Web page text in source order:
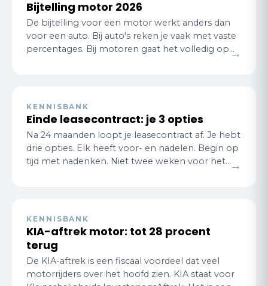
Bijtelling motor 2026
De bijtelling voor een motor werkt anders dan
voor een auto. Bij auto's reken je vaak met vaste
percentages. Bij motoren gaat het volledig op→
KENNISBANK
Einde leasecontract: je 3 opties
Na 24 maanden loopt je leasecontract af. Je hebt
drie opties. Elk heeft voor- en nadelen. Begin op
tijd met nadenken. Niet twee weken voor het →
KENNISBANK
KIA-aftrek motor: tot 28 procent
terug
De KIA-aftrek is een fiscaal voordeel dat veel
motorrijders over het hoofd zien. KIA staat voor